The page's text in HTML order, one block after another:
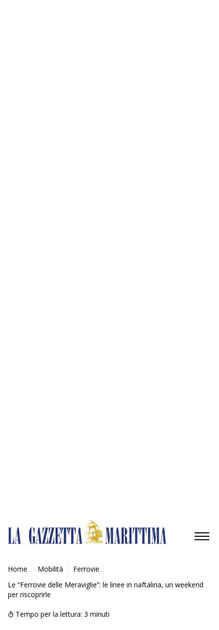
AMBIENTE
MOBILITÀ
INDUSTRIA
Home Mobilità
Ferrovie
Le “Ferrovie delle Meraviglie”: le linee in naftalina, un weekend
per riscoprirle
Tempo per la lettura: 3 minuti